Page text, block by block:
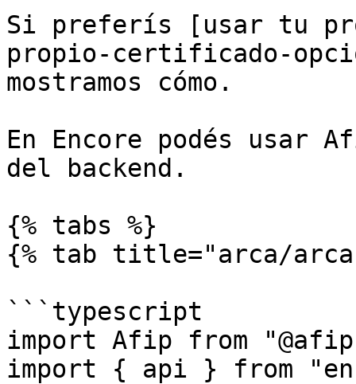
Si preferís [usar tu
propio-certificado-
mostramos cómo.
En Encore podés usar
del backend.
{% tabs %}
{% tab title="arca/
```typescript
import Afip from
import { api } from